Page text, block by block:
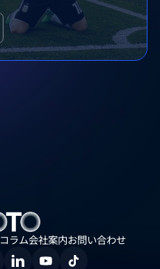
コラム会社案内お問い合わせ